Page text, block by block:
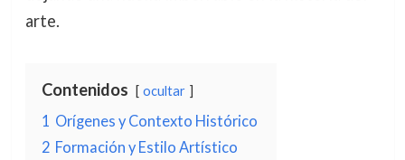
arte.
Contenidos ocultar
1 Orígenes y Contexto Histórico
2 Formación y Estilo Artístico